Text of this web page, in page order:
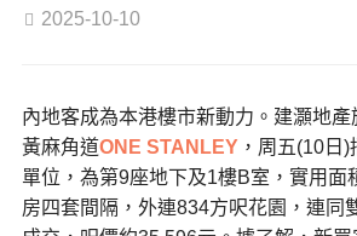
2025-10-10
內地客成為本港樓市新動力。建灝地
黃麻角道ONE STANLEY，周五(10日)
單位，為第9座地下及1樓B室，實用面
房四套間隔，外連834方呎花園，連同